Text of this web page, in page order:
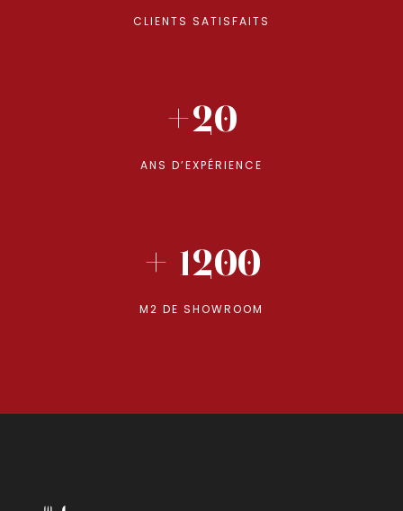
CLIENTS SATISFAITS
+20
ANS D’EXPÉRIENCE
+ 1200
M2 DE SHOWROOM